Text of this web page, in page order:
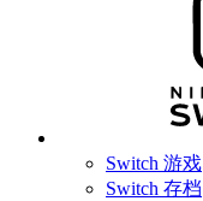
Switch 游戏
Switch 存档